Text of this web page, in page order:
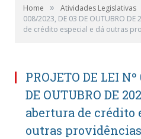
Home » Atividades Legislativas
008/2023, DE 03 DE OUTUBRO
de crédito especial e dá outras
PROJETO DE LEI
DE OUTUBRO DE
abertura de crédito
outras